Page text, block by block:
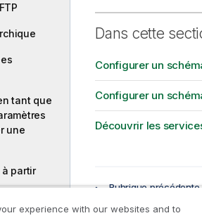
tant que
une
partir
a
Dans cette
Configurer un
Configurer un
Découvrir les
Rubrique précédente
experience with our websites and to